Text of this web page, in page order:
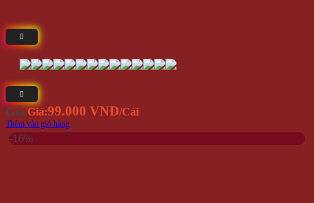
Giá Giá:99.000 VNĐ/Cái
Thêm vào giỏ hàng
-16%